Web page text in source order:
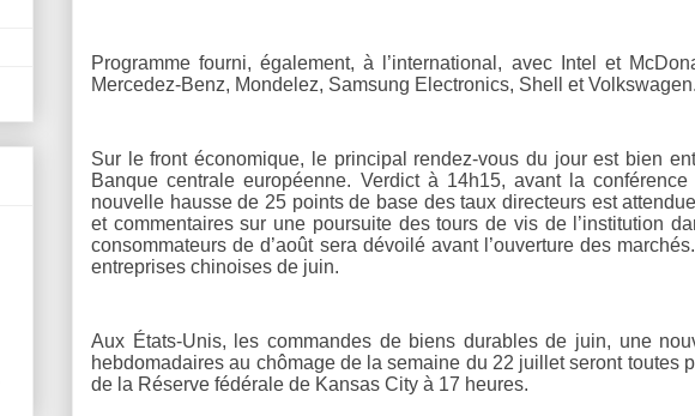
Programme fourni, également, à l’international, avec Intel et
Mercedez-Benz, Mondelez, Samsung Electronics, Shell et Volkswagen.
Sur le front économique, le principal rendez-vous du jour est bien
Banque centrale européenne. Verdict à 14h15, avant la
nouvelle hausse de 25 points de base des taux directeurs est
et commentaires sur une poursuite des tours de vis de l’institution
consommateurs de d’août sera dévoilé avant l’ouverture des
entreprises chinoises de juin.
Aux États-Unis, les commandes de biens durables de juin, une
hebdomadaires au chômage de la semaine du 22 juillet seront toutes
de la Réserve fédérale de Kansas City à 17 heures.